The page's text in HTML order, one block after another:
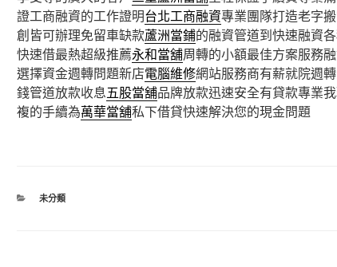
證工商融資的工作證明台北工商融資專業團隊打造老字
創皆可辦理免留車缺款蘆洲當鋪的融資管道到快速融資
快速借最熱超級推薦永和當舖周轉的小額最佳方案服務
選擇資金週轉問題新店電腦維修網站服務商有薪就院週
錢管道放款收息五股當舖品牌放款迅速安全有貸款專業
複的手續為萬華當舖私下借貸快速解決您的現金問題
分
未分類